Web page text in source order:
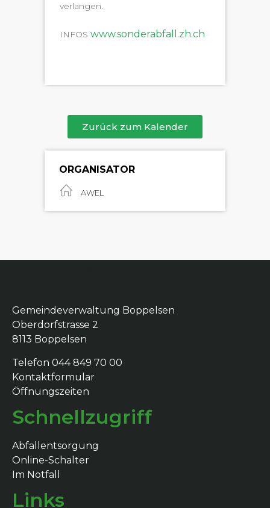
verlangen.
INFOS www.sonderabfall.zh.ch
Zurück zum Kalender
ORGANISATOR
AWEL
Gemeindeverwaltung Boppelsen
Oberdorfstrasse 2
8113 Boppelsen
Telefon 044 849 70 00
Kontaktformular
Öffnungszeiten
Schnellzugriff
Abfallentsorgung
Online-Schalter
Im Notfall
Links